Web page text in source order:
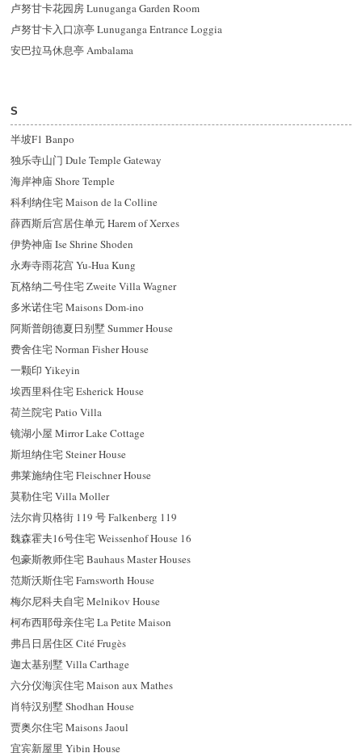
卢努甘卡花园房 Lunuganga Garden Room
卢努甘卡入口凉亭 Lunuganga Entrance Loggia
安巴拉马休息亭 Ambalama
S
半坡F1 Banpo
独乐寺山门 Dule Temple Gateway
海岸神庙 Shore Temple
科利纳住宅 Maison de la Colline
薛西斯后宫居住单元 Harem of Xerxes
伊势神庙 Ise Shrine Shoden
永寿寺雨花宫 Yu-Hua Kung
瓦格纳二号住宅 Zweite Villa Wagner
多米诺住宅 Maisons Dom-ino
阿斯普朗德夏日别墅 Summer House
费舍住宅 Norman Fisher House
一颗印 Yikeyin
埃西里科住宅 Esherick House
荷兰院宅 Patio Villa
镜湖小屋 Mirror Lake Cottage
斯坦纳住宅 Steiner House
弗莱施纳住宅 Fleischner House
莫勒住宅 Villa Moller
法尔肯贝格街 119 号 Falkenberg 119
魏森霍夫16号住宅 Weissenhof House 16
包豪斯教师住宅 Bauhaus Master Houses
范斯沃斯住宅 Farnsworth House
梅尔尼科夫自宅 Melnikov House
柯布西耶母亲住宅 La Petite Maison
弗吕日居住区 Cité Frugès
迦太基别墅 Villa Carthage
六分仪海滨住宅 Maison aux Mathes
肖特汉别墅 Shodhan House
贾奥尔住宅 Maisons Jaoul
宜宾新屋里 Yibin House